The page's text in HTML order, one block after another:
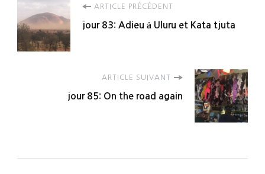
Navigation
d'article
ARTICLE PRÉCÉDENT
jour 83: Adieu à Uluru et Kata tjuta
ARTICLE SUIVANT
jour 85: On the road again